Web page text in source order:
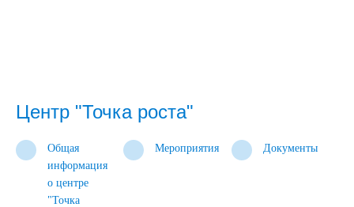
Центр "Точка роста"
Общая
информация
о центре
"Точка
Мероприятия Документы